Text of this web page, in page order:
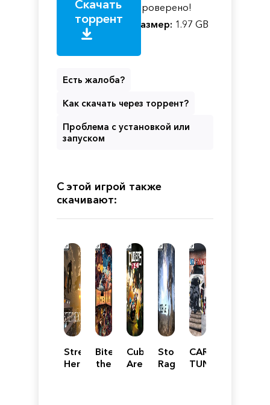
Скачать
торрент
Проверено!
Размер: 1.97 GB
Есть жалоба?
Как скачать через торрент?
Проблема с установкой или
запуском
С этой игрой также
скачивают:
Street
Hero
Bite
the
Cubers:
Arena
Stolen
Rage
CAR
TUNE: